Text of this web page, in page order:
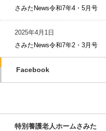
さみたNews令和7年4・5月号
2025年4月1日
さみたNews令和7年2・3月号
Facebook
特別養護老人ホームさみた